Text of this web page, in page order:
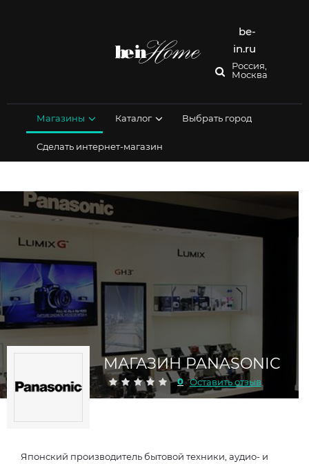
be-
in.ru
Россия,
Москва
Магазины Каталог Выбрать город
Сделать интернет-магазин
МАГАЗИН PANASONIC
0 Оставить отзыв
Японский производитель бытовой техники, аудио- и